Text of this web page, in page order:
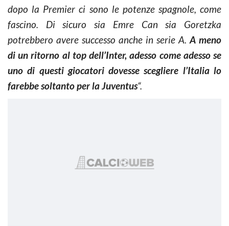
dopo la Premier ci sono le potenze spagnole, come
fascino. Di sicuro sia Emre Can sia Goretzka
potrebbero avere successo anche in serie A. A meno
di un ritorno al top dell’Inter, adesso come adesso se
uno di questi giocatori dovesse scegliere l’Italia lo
farebbe soltanto per la Juventus“.